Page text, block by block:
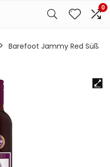
0
Barefoot Jammy Red Süß